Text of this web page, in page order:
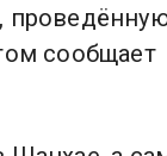
сообщает